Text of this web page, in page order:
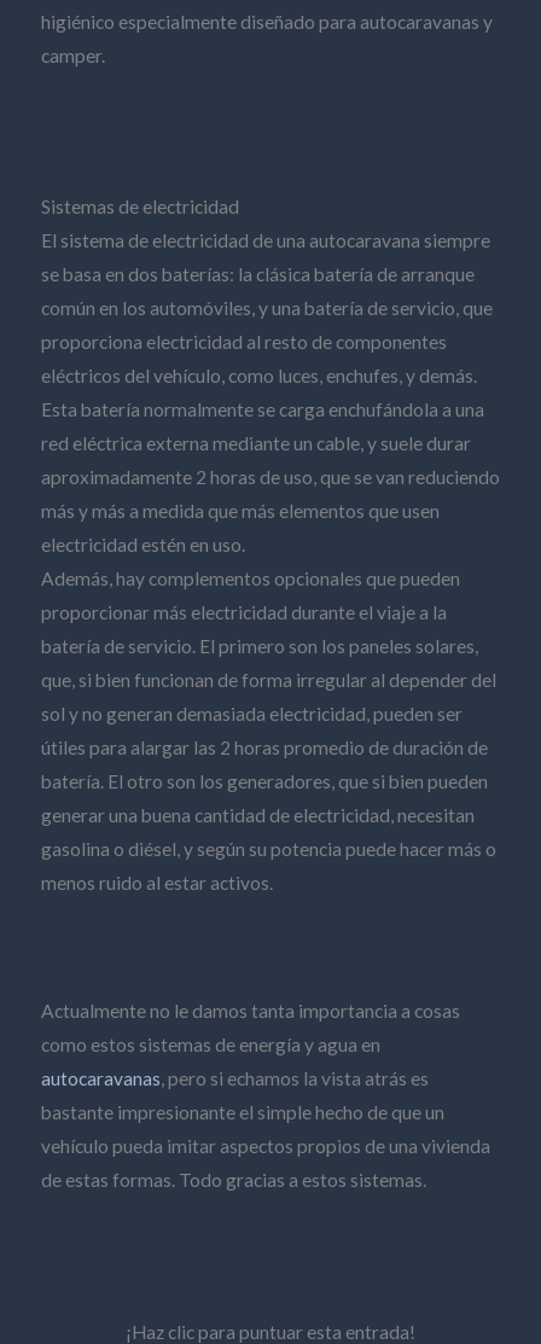
higiénico especialmente diseñado para autocaravanas y
camper.
Sistemas de electricidad
El sistema de electricidad de una autocaravana siempre
se basa en dos baterías: la clásica batería de arranque
común en los automóviles, y una batería de servicio, que
proporciona electricidad al resto de componentes
eléctricos del vehículo, como luces, enchufes, y demás.
Esta batería normalmente se carga enchufándola a una
red eléctrica externa mediante un cable, y suele durar
aproximadamente 2 horas de uso, que se van reduciendo
más y más a medida que más elementos que usen
electricidad estén en uso.
Además, hay complementos opcionales que pueden
proporcionar más electricidad durante el viaje a la
batería de servicio. El primero son los paneles solares,
que, si bien funcionan de forma irregular al depender del
sol y no generan demasiada electricidad, pueden ser
útiles para alargar las 2 horas promedio de duración de
batería. El otro son los generadores, que si bien pueden
generar una buena cantidad de electricidad, necesitan
gasolina o diésel, y según su potencia puede hacer más o
menos ruido al estar activos.
Actualmente no le damos tanta importancia a cosas
como estos sistemas de energía y agua en
autocaravanas, pero si echamos la vista atrás es
bastante impresionante el simple hecho de que un
vehículo pueda imitar aspectos propios de una vivienda
de estas formas. Todo gracias a estos sistemas.
¡Haz clic para puntuar esta entrada!